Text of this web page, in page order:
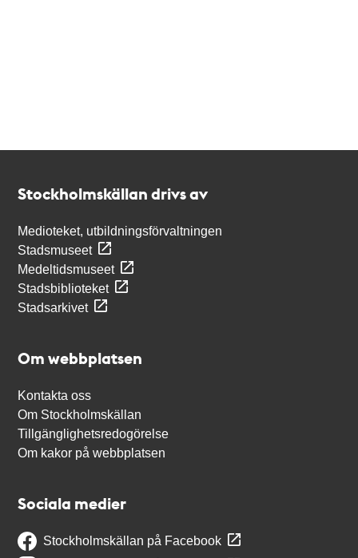
Stockholmskällan drivs av
Medioteket, utbildningsförvaltningen
Stadsmuseet
Medeltidsmuseet
Stadsbiblioteket
Stadsarkivet
Om webbplatsen
Kontakta oss
Om Stockholmskällan
Tillgänglighetsredogörelse
Om kakor på webbplatsen
Sociala medier
Stockholmskällan på Facebook